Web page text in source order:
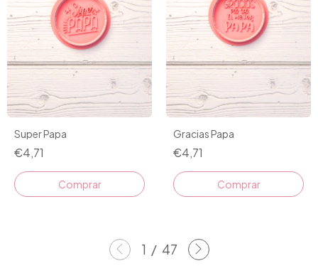
Super Papa
€4,71
Comprar
Gracias Papa
€4,71
Comprar
1 / 47